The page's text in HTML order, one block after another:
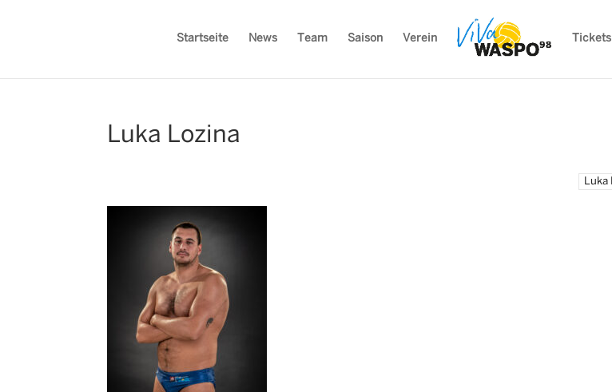
Startseite News Team Saison Verein Tickets
Luka Lozina